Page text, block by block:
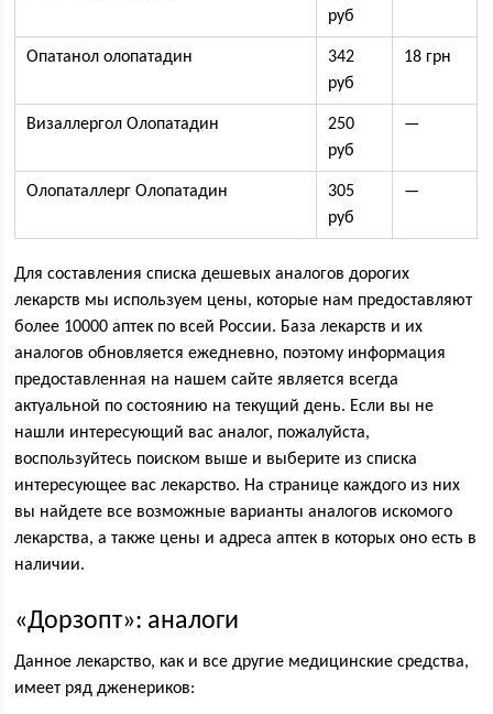
руб
Опатанол олопатадин
342
руб
18 грн
Визаллергол Олопатадин
250
руб
—
Олопаталлерг Олопатадин
305
руб
—
Для составления списка дешевых аналогов дорогих
лекарств мы используем цены, которые нам предоставляют
более 10000 аптек по всей России. База лекарств и их
аналогов обновляется ежедневно, поэтому информация
предоставленная на нашем сайте является всегда
актуальной по состоянию на текущий день. Если вы не
нашли интересующий вас аналог, пожалуйста,
воспользуйтесь поиском выше и выберите из списка
интересующее вас лекарство. На странице каждого из них
вы найдете все возможные варианты аналогов искомого
лекарства, а также цены и адреса аптек в которых оно есть в
наличии.
«Дорзопт»: аналоги
Данное лекарство, как и все другие медицинские средства,
имеет ряд дженериков: